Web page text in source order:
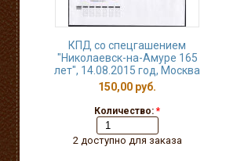
КПД со спецгашением
"Николаевск-на-Амуре 165
лет", 14.08.2015 год, Москва
150,00 руб.
Количество: *
2 доступно для заказа